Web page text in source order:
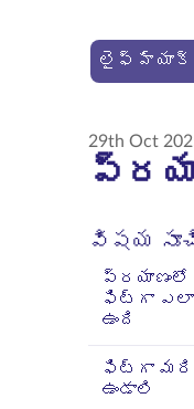
లైఫ్
29th Oct
విషయ
ప్రయాణంలో
ఫిట్‌గా ఎలా
ఉంది
ఫిట్‌గా
ఉండాలి